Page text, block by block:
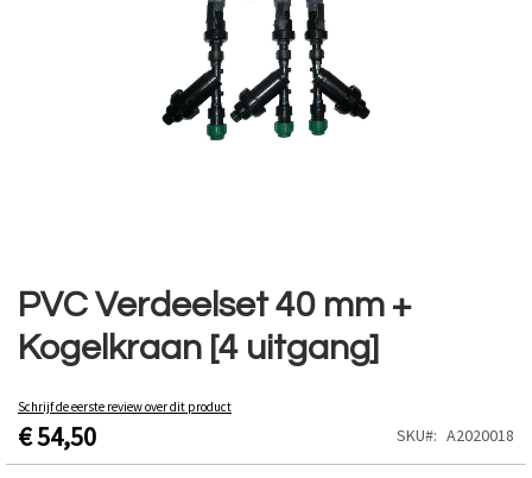
PVC Verdeelset 40 mm +
Kogelkraan [4 uitgang]
Schrijf de eerste review over dit product
€ 54,50 SKU A2020018
naar
het
begin
van
afbeeldingen-
gallerij